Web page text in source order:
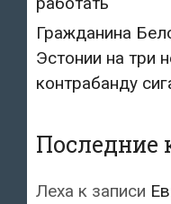
Гражданина
Эстонии на три
контрабанду
Последние
Леха к записи